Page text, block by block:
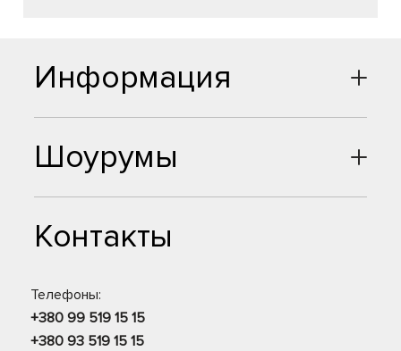
Шоурумы
Контакты
Телефоны:
+380 99 519 15 15
+380 93 519 15 15
Информация